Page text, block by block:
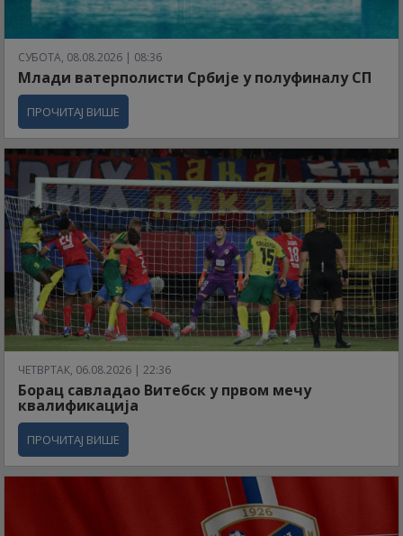
СУБОТА, 08.08.2026 | 08:36
Млади ватерполисти Србије у полуфиналу СП
ПРОЧИТАЈ ВИШЕ
ЧЕТВРТАК, 06.08.2026 | 22:36
Борац савладао Витебск у првом мечу
квалификација
ПРОЧИТАЈ ВИШЕ